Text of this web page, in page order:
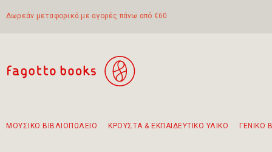
Δωρεάν μεταφορικά με αγορές πάνω από €60
ΜΟΥΣΙΚΟ ΒΙΒΛΙΟΠΩΛΕΙΟ ΚΡΟΥΣΤΑ & ΕΚΠΑΙΔΕΥΤΙΚΟ ΥΛΙΚΟ ΓΕΝΙΚΟ